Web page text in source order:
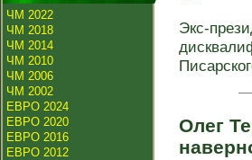
ЧМ 2022
ЧМ 2018
ЧМ 2014
ЧМ 2010
ЧМ 2006
ЧМ 2002
ЕВРО 2024
ЕВРО 2020
ЕВРО 2016
ЕВРО 2012
Экс-
Олег